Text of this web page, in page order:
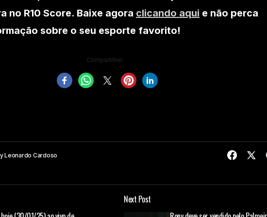
no R10 Score. Baixe agora clicando aqui e não perca
sobre o seu esporte favorito!
Compartilhe!
Leonardo Cardoso
Next Post